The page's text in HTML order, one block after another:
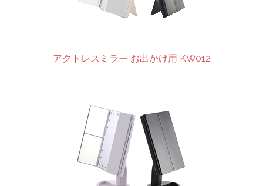
アクトレスミラー お出かけ用 KW012